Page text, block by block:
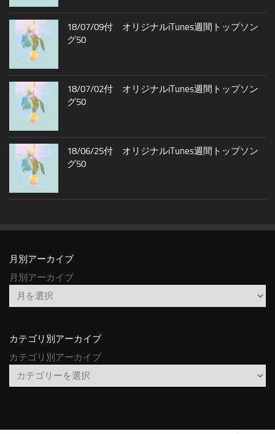
18/07/09付 オリジナルiTunes週間トップソン
グ50
18/07/02付 オリジナルiTunes週間トップソン
グ50
18/06/25付 オリジナルiTunes週間トップソン
グ50
月別アーカイブ
月別アーカイブ
カテゴリ別アーカイブ
カテゴリ別アーカイブ